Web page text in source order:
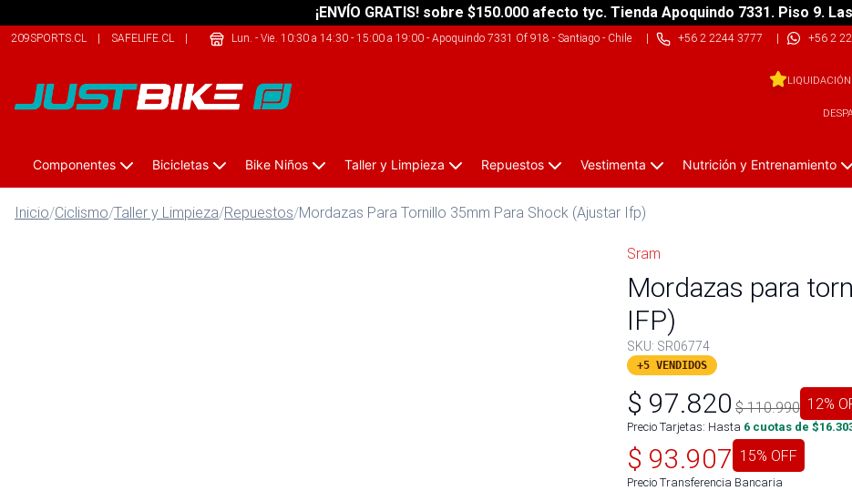
¡ENVÍO GRATIS! sobre $150.000 afecto tyc. Tienda Apoquindo 7331. Piso 9.
209SPORTS.CL | SAFELIFE.CL | THEARMY.CL
Lun. - Vie. 10:30 a 14:30 - 15:00 a 19:00- Apoquindo 7331 Of 918 - Santiago - Chile| +56 2 2244 3777 | +56 2
LIQUIDACIÓN
Componentes Bicicletas Bike Niños Taller y Limpieza Repuestos Vestimenta Nutrición y Entrenamiento
Inicio/Ciclismo/Taller y Limpieza/Repuestos/Mordazas Para Tornillo 35mm Para Shock (Ajustar Ifp)
Sram
Mordazas para
IFP)
SKU: SR06774
+5 VENDIDOS
$ 97.820 $110.990 12%
Precio Tarjetas: Hasta 6 cuotas de $
$ 93.907 15% OFF
Precio Transferencia Bancaria